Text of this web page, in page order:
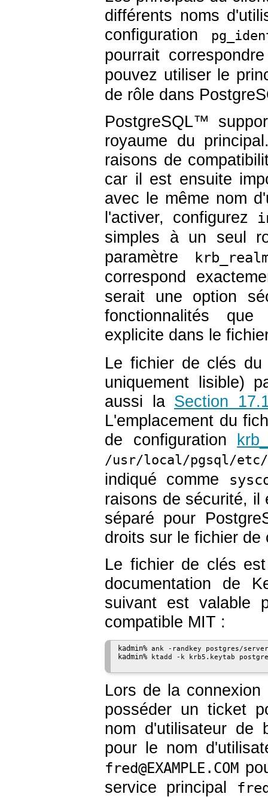
différents noms
configuration
pourrait
pouvez utiliser le
de rôle dans
PostgreSQL™
royaume du
raisons de
car il est ensuite
avec le même nom
l'activer, configurez
simples à un seul
paramètre
correspond
serait une option
fonctionnalités
explicite dans le
Le fichier de clés
uniquement lisible)
aussi la Section
L'emplacement du
de configuration
/usr/local/pgsql/etc/
indiqué comme
raisons de sécurité, il
séparé pour
droits sur le fichier de
Le fichier de clés
documentation de
suivant est valable
compatible MIT :
kadmin% ank -randkey postgres/
kadmin% ktadd -k krb5.keytab
Lors de la
posséder un ticket
nom d'utilisateur de
pour le nom
fred@EXAMPLE.COM
service principal